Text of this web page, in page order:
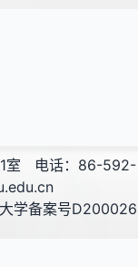
室
电话：86-592-
学备案号D200026